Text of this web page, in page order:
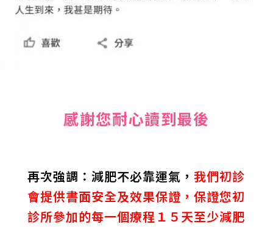
感謝您耐心讀到最後
再次強調：減肥不必靠運氣， 我們初診
會提供書面安全及效果保證，保證您初
診所參加的每一個療程１５天至少減肥